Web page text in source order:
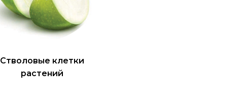
Стволовые клетки
растений